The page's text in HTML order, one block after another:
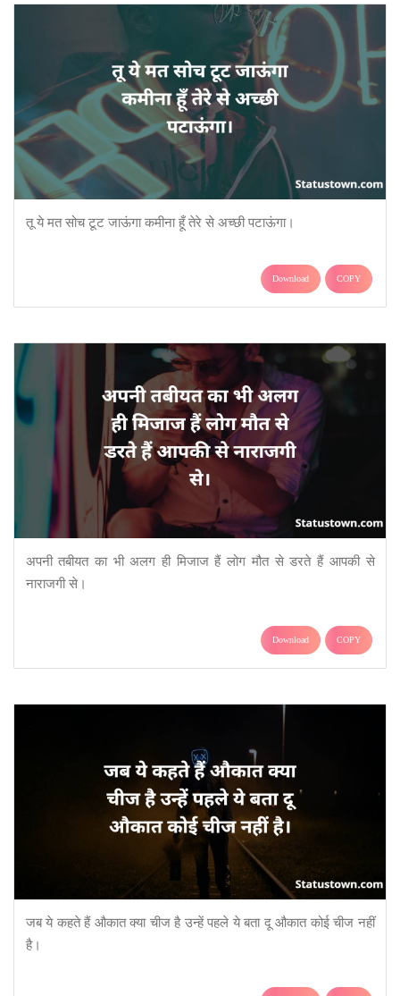
तू ये मत सोच टूट जाऊंगा कमीना हूँ तेरे से अच्छी पटाऊंगा।
Download COPY
अपनी तबीयत का भी अलग ही मिजाज हैं लोग मौत से डरते हैं आपकी से
नाराजगी से।
Download COPY
जब ये कहते हैं औकात क्या चीज है उन्हें पहले ये बता दू औकात कोई चीज नहीं
है।